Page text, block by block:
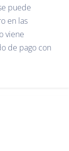
puede
en las
viene
de pago con